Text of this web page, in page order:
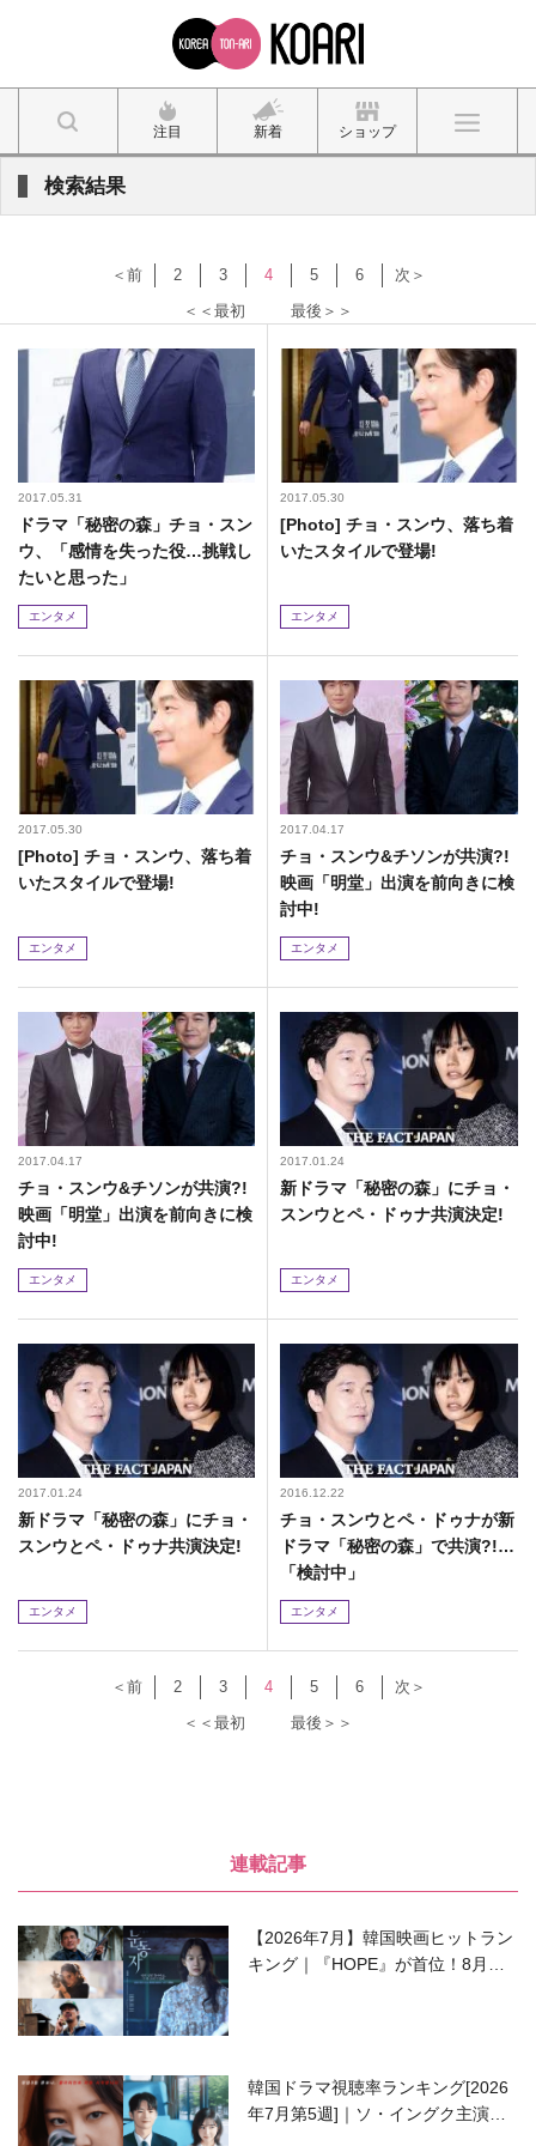
注目 新着 ショップ
検索結果
＜＜最初
＜前 2 3 4 5 6
次＞
最後＞＞
2017.05.31
ドラマ「秘密の森」チョ・スン
ウ、「感情を失った役…挑戦し
たいと思った」
エンタメ
2017.05.30
[Photo] チョ・スンウ、落ち着
いたスタイルで登場!
エンタメ
2017.05.30
[Photo] チョ・スンウ、落ち着
いたスタイルで登場!
エンタメ
2017.04.17
チョ・スンウ&チソンが共演?!
映画「明堂」出演を前向きに検
討中!
エンタメ
2017.04.17
チョ・スンウ&チソンが共演?!
映画「明堂」出演を前向きに検
討中!
エンタメ
2017.01.24
新ドラマ「秘密の森」にチョ・
スンウとペ・ドゥナ共演決定!
エンタメ
2017.01.24
新ドラマ「秘密の森」にチョ・
スンウとペ・ドゥナ共演決定!
エンタメ
2016.12.22
チョ・スンウとペ・ドゥナが新
ドラマ「秘密の森」で共演?!…
「検討中」
エンタメ
＜＜最初
＜前 2 3 4 5 6
次＞
最後＞＞
連載記事
【2026年7月】韓国映画ヒットラン
キング｜『HOPE』が首位！8月公
韓国ドラマ視聴率ランキング[2026
年7月第5週]｜ソ・イングク主演の